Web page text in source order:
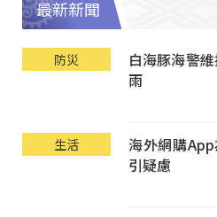
最新新聞
防災
白海豚海警
雨
生活
海外網購
引疑慮